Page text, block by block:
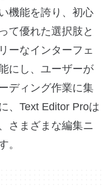
機能を誇り、初心
て優れた選択肢と
ーなインターフェ
にし、ユーザーが
ディング作業に集
、Text Editor Proは
さまざまな編集ニ
。